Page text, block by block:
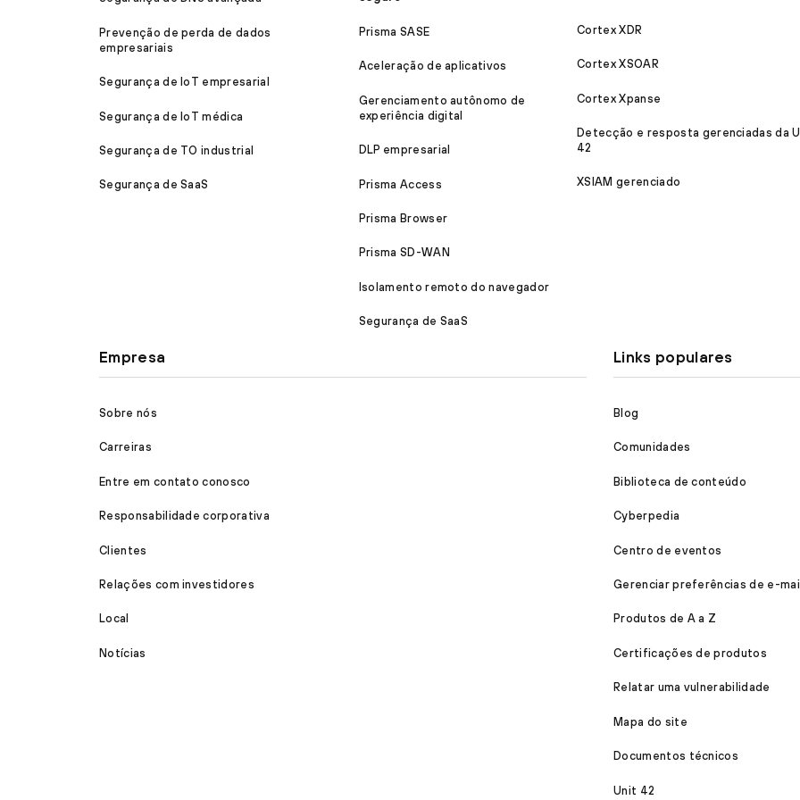
Prevenção de perda de dados
empresariais
Segurança de IoT empresarial
Segurança de IoT médica
Segurança de TO industrial
Segurança de SaaS
Prisma SASE
Aceleração de aplicativos
Gerenciamento autônomo de
experiência digital
DLP empresarial
Prisma Access
Prisma Browser
Prisma SD-WAN
Isolamento remoto do navegador
Segurança de SaaS
Cortex XDR
Cortex XSOAR
Cortex Xpanse
Detecção e resposta gerenciadas da
42
XSIAM gerenciado
Empresa
Sobre nós
Carreiras
Entre em contato conosco
Responsabilidade corporativa
Clientes
Relações com investidores
Local
Notícias
Links populares
Blog
Comunidades
Biblioteca de conteúdo
Cyberpedia
Centro de eventos
Gerenciar preferências de e-
Produtos de A a Z
Certificações de produtos
Relatar uma vulnerabilidade
Mapa do site
Documentos técnicos
Unit 42